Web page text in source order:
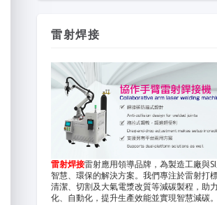
雷射焊接
雷射焊接雷射應用領導品牌，為製造工廠與
智慧、環保的解決方案。我們專注於雷射打標
清潔、切割及大氣電漿改質等減碳製程，助
化、自動化，提升生產效能並實現智慧減碳。